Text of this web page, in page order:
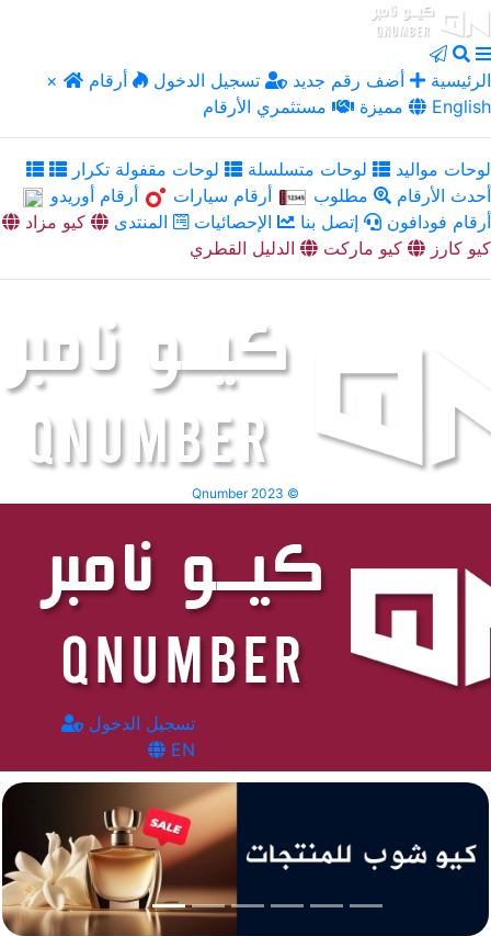
× الرئيسية أضف رقم جديد تسجيل الدخول
أرقام
مميزة
مستثمري الأرقام English
لوحات مواليد لوحات متسلسلة
لوحات مقفولة تكرار
أحدث الأرقام
مطلوب أرقام سيارات
أرقام أوريدو
أرقام فودافون
إتصل بنا الإحصائيات المنتدى
كيو مزاد
كيو كارز
كيو ماركت الدليل القطري
Qnumber 2023 ©
تسجيل الدخول
EN